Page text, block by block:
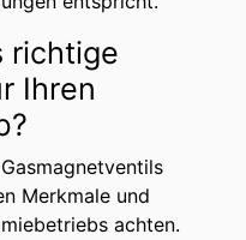
richtige
Ihren
Merkmale und
achten.